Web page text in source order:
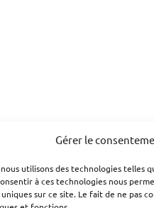
Gérer le
utilisons des technologies telles
à ces technologies nous
sur ce site. Le fait de ne pas